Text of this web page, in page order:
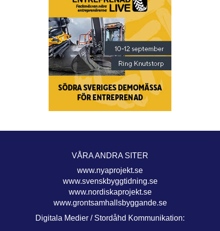
VÅRA ANDRA SITER
www.nyaprojekt.se
www.svenskbyggtidning.se
www.nordiskaprojekt.se
www.grontsamhallsbyggande.se
Digitala Medier / Stordåhd Kommunikation: